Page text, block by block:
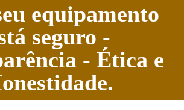
equipamento
seguro -
- Ética e